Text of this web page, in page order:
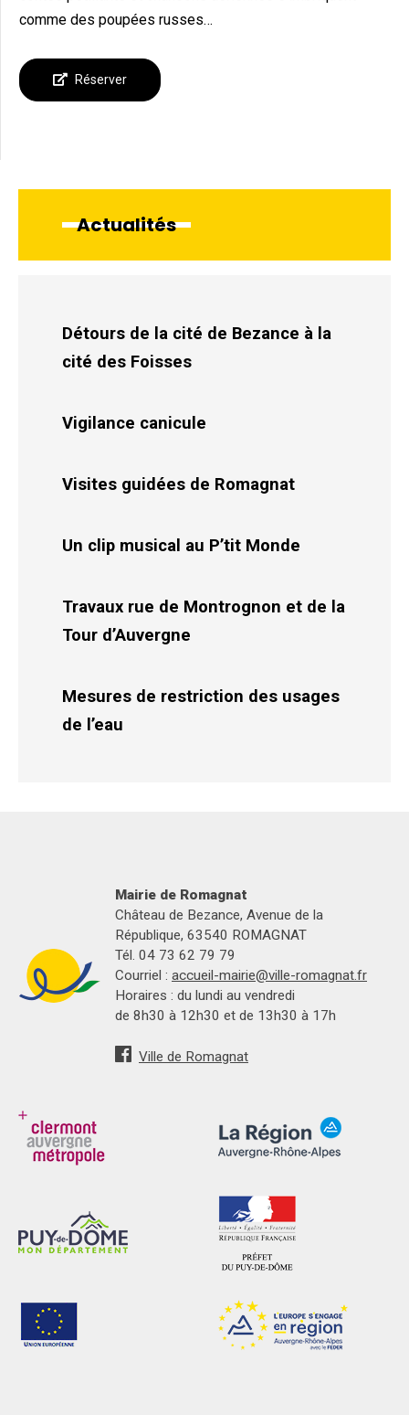
comme des poupées russes…
Réserver
Actualités
Détours de la cité de Bezance à la
cité des Foisses
Vigilance canicule
Visites guidées de Romagnat
Un clip musical au P’tit Monde
Travaux rue de Montrognon et de la
Tour d’Auvergne
Mesures de restriction des usages
de l’eau
Mairie de Romagnat
Château de Bezance, Avenue de la
République, 63540 ROMAGNAT
Tél. 04 73 62 79 79
Courriel : accueil-mairie@ville-romagnat.fr
Horaires : du lundi au vendredi
de 8h30 à 12h30 et de 13h30 à 17h
Ville de Romagnat